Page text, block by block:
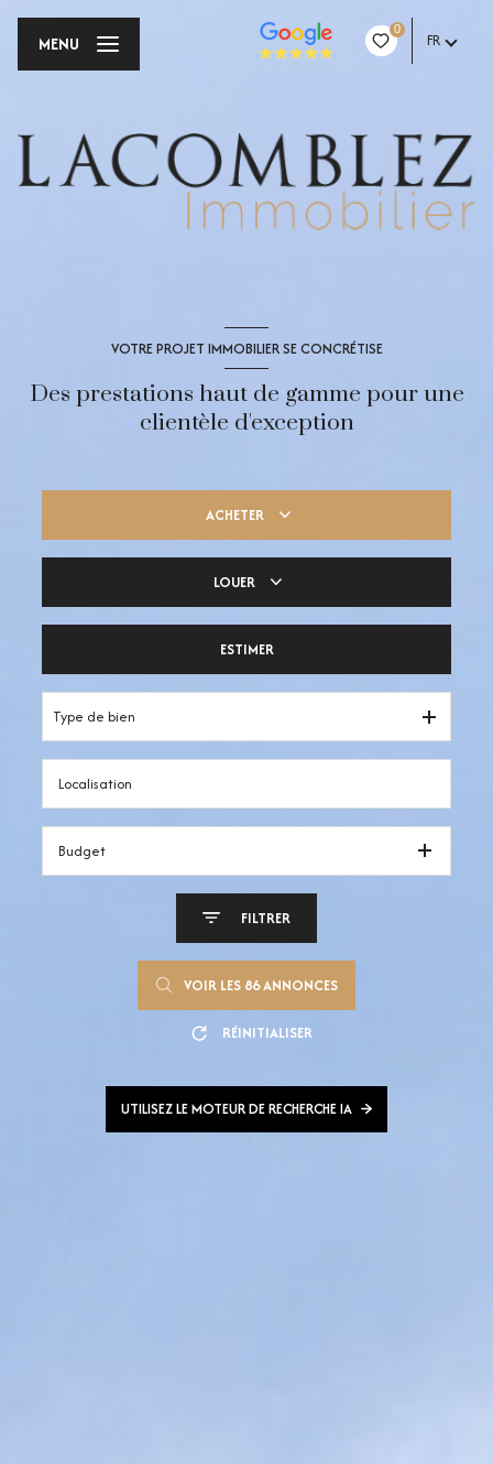
0
FR
MENU
VOTRE PROJET IMMOBILIER SE CONCRÉTISE
Des prestations haut de gamme pour une
clientèle d'exception
ACHETER
LOUER
ESTIMER
Type de bien
Budget
FILTRER
VOIR LES 86ANNONCES
RÉINITIALISER
UTILISEZ LE MOTEUR DE RECHERCHE IA